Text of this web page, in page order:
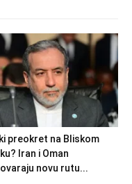
preokret na Bliskom
Iran i Oman
novu rutu...